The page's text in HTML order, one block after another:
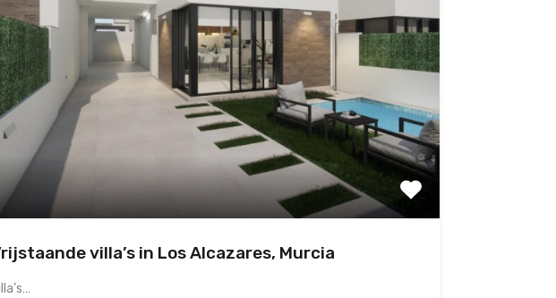
villa’s in Los Alcazares, Murcia